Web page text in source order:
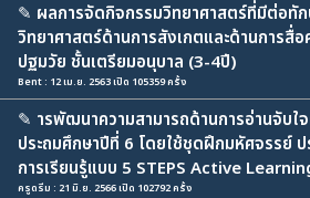
✎ ผลการจัดกิจกรรมวิทยาศาสตร์ที่มีต่อทัก
วิทยาศาสตร์ด้านการสังเกตและด้านการสื่
ปฐมวัย ชั้นเตรียมอนุบาล (3-4ปี)
Bent : 12 เม.ย. 2563 เปิด 105359 ครั้ง
✎ ารพัฒนาความสามารถด้านการอ่านจับใ
ประถมศึกษาปีที่ 6 โดยใช้ชุดฝึกมหัศจรรย์
การเรียนรู้แบบ 5 STEPS Active
ครูดรีม : 21 มิ.ย. 2566 เปิด 102792 ครั้ง